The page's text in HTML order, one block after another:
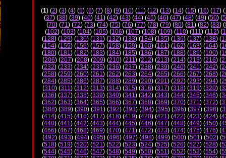
(1) (2) (3) (4) (5) (6) (7) (8) (9) (10) (11) (12) (13) (14) (15) (16) (17) (
(37) (38) (39) (40) (41) (42) (43) (44) (45) (46) (47) (48) (49) (50) (
(70) (71) (72) (73) (74) (75) (76) (77) (78) (79) (80) (81) (82) (83) (
(102) (103) (104) (105) (106) (107) (108) (109) (110) (111) (112) (
(128) (129) (130) (131) (132) (133) (134) (135) (136) (137) (138) (
(154) (155) (156) (157) (158) (159) (160) (161) (162) (163) (164) (
(180) (181) (182) (183) (184) (185) (186) (187) (188) (189) (190) (
(206) (207) (208) (209) (210) (211) (212) (213) (214) (215) (216) (
(232) (233) (234) (235) (236) (237) (238) (239) (240) (241) (242) (
(258) (259) (260) (261) (262) (263) (264) (265) (266) (267) (268) (
(284) (285) (286) (287) (288) (289) (290) (291) (292) (293) (294) (
(310) (311) (312) (313) (314) (315) (316) (317) (318) (319) (320) (
(336) (337) (338) (339) (340) (341) (342) (343) (344) (345) (346) (
(362) (363) (364) (365) (366) (367) (368) (369) (370) (371) (372) (
(388) (389) (390) (391) (392) (393) (394) (395) (396) (397) (398) (
(414) (415) (416) (417) (418) (419) (420) (421) (422) (423) (424) (
(440) (441) (442) (443) (444) (445) (446) (447) (448) (449) (450) (
(466) (467) (468) (469) (470) (471) (472) (473) (474) (475) (476) (
(492) (493) (494) (495) (496) (497) (498) (499) (500) (501) (502) (
(518) (519) (520) (521) (522) (523) (524) (525) (526) (527) (528) (
(544) (545) (546) (547) (548) (549) (550) (551) (552) (553) (554) (